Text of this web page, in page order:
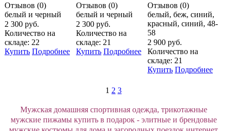
Отзывов (0)
белый и черный
2 300 руб.
Количество на
складе: 22
Купить Подробнее
Отзывов (0)
белый и черный
2 300 руб.
Количество на
складе: 21
Купить Подробнее
Отзывов (0)
белый, беж, синий,
красный, синий, 48-
58
2 900 руб.
Количество на
складе: 21
Купить Подробнее
1 2 3
Мужская домашняя спортивная одежда, трикотажные
мужские пижамы купить в подарок - элитные и брендовые